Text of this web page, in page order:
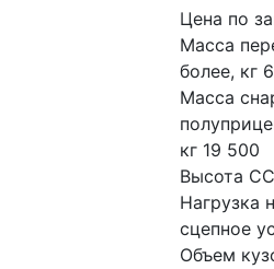
Цена по
Масса
более, кг
Масса
кг 19 500
Высота
Нагрузка
сцепное
Объем